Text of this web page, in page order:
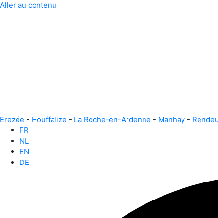
Aller au contenu
Erezée - Houffalize - La Roche-en-Ardenne - Manhay -
FR
NL
EN
DE